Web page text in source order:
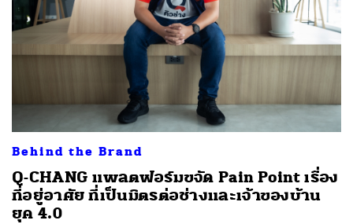
Behind the Brand
Q-CHANG แพลตฟอร์มขจัด Pain Point เรื่อง
ที่อยู่อาศัย ที่เป็นมิตรต่อช่างและเจ้าของบ้าน
ยุค 4.0